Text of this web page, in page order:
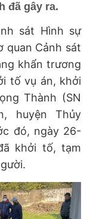
đã gây ra.
sát Hình sự
quan Cảnh sát
khẩn trương
tố vụ án, khởi
Thành (SN
huyện Thủy
đó, ngày 26-
khởi tố, tạm